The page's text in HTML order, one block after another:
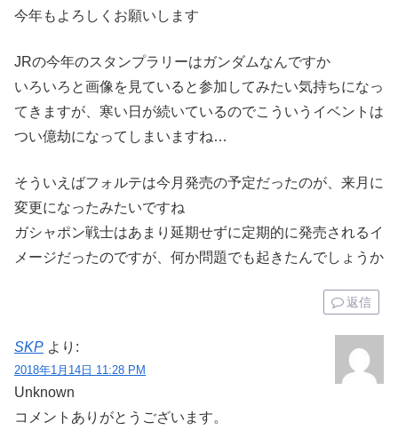
今年もよろしくお願いします
JRの今年のスタンプラリーはガンダムなんですか
いろいろと画像を見ていると参加してみたい気持ちになっ
てきますが、寒い日が続いているのでこういうイベントは
つい億劫になってしまいますね…
そういえばフォルテは今月発売の予定だったのが、来月に
変更になったみたいですね
ガシャポン戦士はあまり延期せずに定期的に発売されるイ
メージだったのですが、何か問題でも起きたんでしょうか
返信
SKP より:
2018年1月14日 11:28 PM
Unknown
コメントありがとうございます。